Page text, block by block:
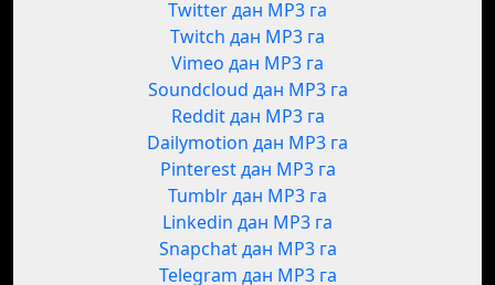
Twitter дан MP3 га
Twitch дан MP3 га
Vimeo дан MP3 га
Soundcloud дан MP3 га
Reddit дан MP3 га
Dailymotion дан MP3 га
Pinterest дан MP3 га
Tumblr дан MP3 га
Linkedin дан MP3 га
Snapchat дан MP3 га
Telegram дан MP3 га